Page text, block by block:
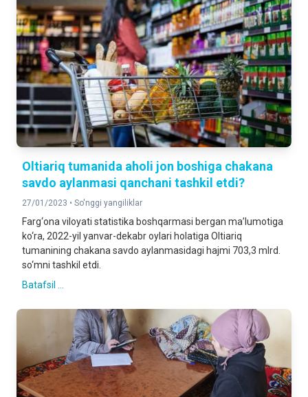
Oltiariq tumanida aholi jon boshiga chakana
savdo aylanmasi qanchani tashkil etdi?
27/01/2023 • So'nggi yangiliklar
Farg‘ona viloyati statistika boshqarmasi bergan ma’lumotiga
ko‘ra, 2022-yil yanvar-dekabr oylari holatiga Oltiariq
tumanining chakana savdo aylanmasidagi hajmi 703,3 mlrd.
so‘mni tashkil etdi.
Batafsil ...